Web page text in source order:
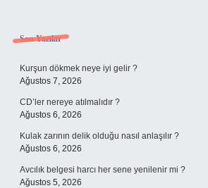
Sidebar
Son Yazılar
Kurşun dökmek neye iyi gelir ?
Ağustos 7, 2026
CD’ler nereye atılmalıdır ?
Ağustos 6, 2026
Kulak zarının delik olduğu nasıl anlaşılır ?
Ağustos 6, 2026
Avcılık belgesi harcı her sene yenilenir mi ?
Ağustos 5, 2026